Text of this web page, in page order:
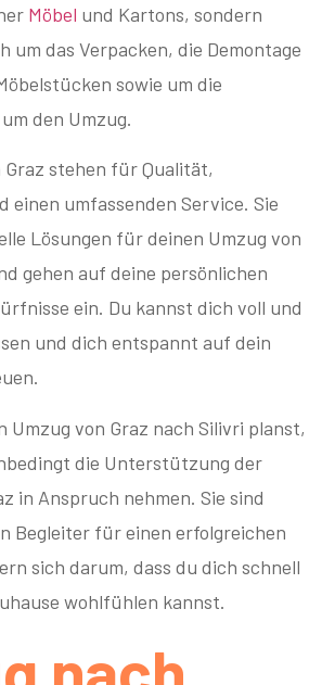
Möbel und Kartons, sondern
um das Verpacken, die Demontage
sowie um die
den Umzug.
Graz stehen für Qualität,
einen umfassenden Service. Sie
Lösungen für deinen Umzug von
gehen auf deine persönlichen
ein. Du kannst dich voll und
und dich entspannt auf dein
Umzug von Graz nach Silivri planst,
die Unterstützung der
in Anspruch nehmen. Sie sind
Begleiter für einen erfolgreichen
sich darum, dass du dich schnell
wohlfühlen kannst.